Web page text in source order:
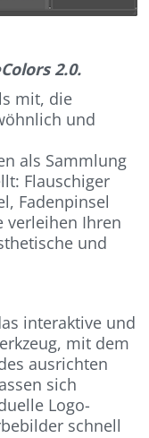
2.0.
mit, die
und
als Sammlung
Flauschiger
Fadenpinsel
verleihen Ihren
und
interaktive und
mit dem
ausrichten
sich
Logo-
schnell